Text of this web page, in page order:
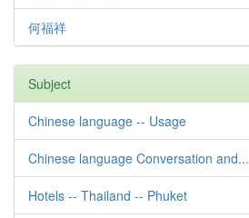
何福祥
Subject
Chinese language -- Usage
Chinese language Conversation and...
Hotels -- Thailand -- Phuket